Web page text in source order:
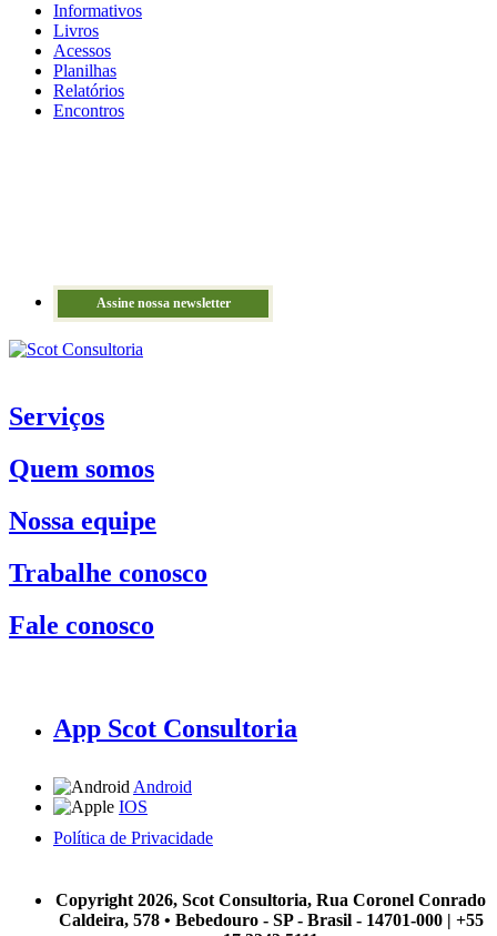
Informativos
Livros
Acessos
Planilhas
Relatórios
Encontros
Assine nossa newsletter
Serviços
Quem somos
Nossa equipe
Trabalhe conosco
Fale conosco
App Scot Consultoria
Android
IOS
Política de Privacidade
Copyright 2026, Scot Consultoria, Rua Coronel Conrado
Caldeira, 578 • Bebedouro - SP - Brasil - 14701-000 | +55